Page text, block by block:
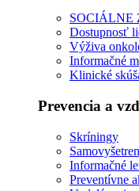
SOCIÁLNE
Dostupnosť
Výživa
Informačné
Klinické
Prevencia a
Skríningy
Informačné
Preventívne